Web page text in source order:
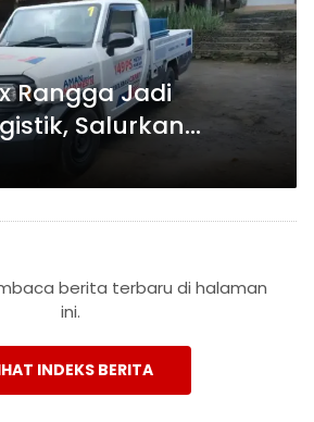
Rangga Jadi
Salurkan
Ulang di Sasak
berita terbaru di halaman
ini.
INDEKS BERITA